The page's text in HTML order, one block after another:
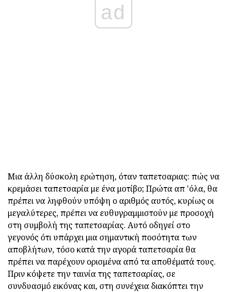
ad
Μια άλλη δύσκολη ερώτηση, όταν ταπετσαριας: πώς να
κρεμάσει ταπετσαρία με ένα μοτίβο; Πρώτα απ 'όλα, θα
πρέπει να ληφθούν υπόψη ο αριθμός αυτός, κυρίως οι
μεγαλύτερες, πρέπει να ευθυγραμμιστούν με προσοχή
στη συμβολή της ταπετσαρίας. Αυτό οδηγεί στο
γεγονός ότι υπάρχει μια σημαντική ποσότητα των
αποβλήτων, τόσο κατά την αγορά ταπετσαρία θα
πρέπει να παρέχουν ορισμένα από τα αποθέματά τους.
Πριν κόψετε την ταινία της ταπετσαρίας, σε
συνδυασμό εικόνας και, στη συνέχεια διακόπτει την